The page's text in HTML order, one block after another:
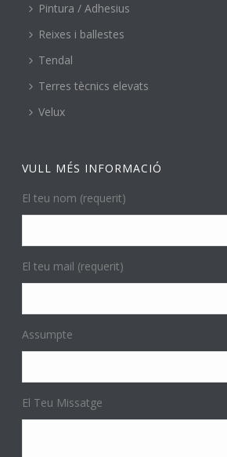
Pintura / Adhesius
Reixes i ballestes
Tendal
Terres tècnics elevats
Velux
VULL MÉS INFORMACIÓ
El teu nom (requerit)
El teu mail (requerit)
Assumpte
El Teu Missatge